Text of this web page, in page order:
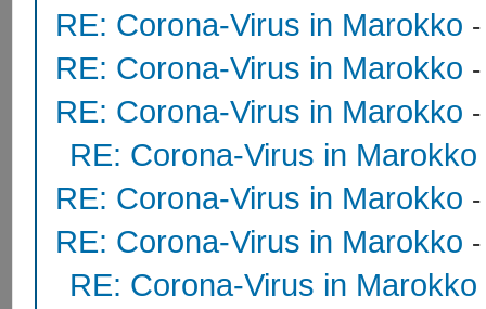
RE: Corona-Virus in Marokko
RE: Corona-Virus in Marokko
RE: Corona-Virus in Marokko
RE: Corona-Virus in Marokko
RE: Corona-Virus in Marokko
RE: Corona-Virus in Marokko
RE: Corona-Virus in Marokko